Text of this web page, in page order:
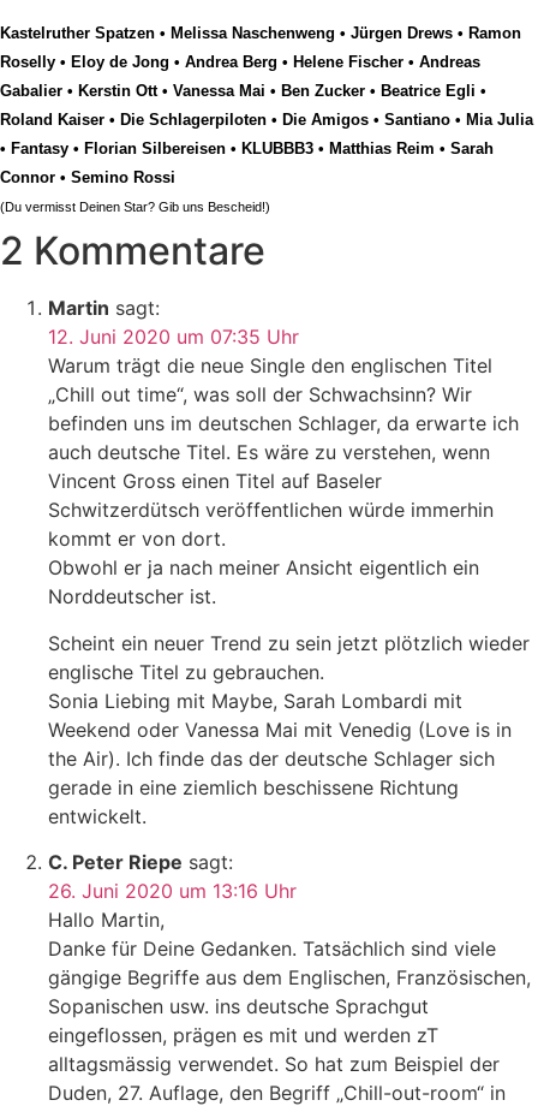
Kastelruther Spatzen • Melissa Naschenweng • Jürgen Drews • Ramon
Roselly • Eloy de Jong • Andrea Berg • Helene Fischer • Andreas
Gabalier • Kerstin Ott• Vanessa Mai • Ben Zucker • Beatrice Egli •
Roland Kaiser • Die Schlagerpiloten • Die Amigos • Santiano • Mia Julia
• Fantasy • Florian Silbereisen • KLUBBB3 • Matthias Reim • Sarah
Connor • Semino Rossi
(Du vermisst Deinen Star? Gib uns Bescheid!)
2 Kommentare
Martin sagt:
12. Juni 2020 um 07:35 Uhr
Warum trägt die neue Single den englischen Titel
„Chill out time“, was soll der Schwachsinn? Wir
befinden uns im deutschen Schlager, da erwarte ich
auch deutsche Titel. Es wäre zu verstehen, wenn
Vincent Gross einen Titel auf Baseler
Schwitzerdütsch veröffentlichen würde immerhin
kommt er von dort.
Obwohl er ja nach meiner Ansicht eigentlich ein
Norddeutscher ist.
Scheint ein neuer Trend zu sein jetzt plötzlich wieder
englische Titel zu gebrauchen.
Sonia Liebing mit Maybe, Sarah Lombardi mit
Weekend oder Vanessa Mai mit Venedig (Love is in
the Air). Ich finde das der deutsche Schlager sich
gerade in eine ziemlich beschissene Richtung
entwickelt.
C. Peter Riepe sagt:
26. Juni 2020 um 13:16 Uhr
Hallo Martin,
Danke für Deine Gedanken. Tatsächlich sind viele
gängige Begriffe aus dem Englischen, Französischen,
Sopanischen usw. ins deutsche Sprachgut
eingeflossen, prägen es mit und werden zT
alltagsmässig verwendet. So hat zum Beispiel der
Duden, 27. Auflage, den Begriff „Chill-out-room“ in